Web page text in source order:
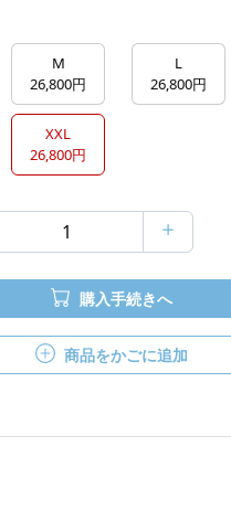
M
26,800円
L
26,800円
XXL
26,800円
購入手続きへ
商品をかごに追加